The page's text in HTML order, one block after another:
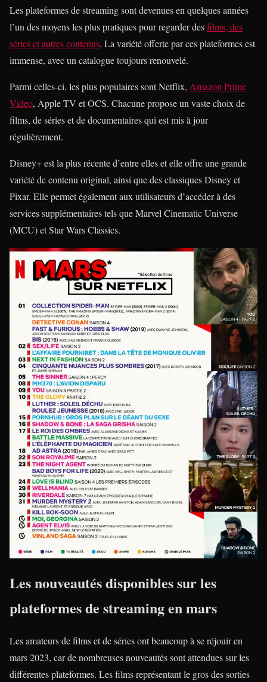
Les plateformes de streaming sont devenues en quelques années
l’un des moyens les plus pratiques pour regarder desfilms, des
séries et autres contenus. La variété offerte par ces plateformes est
immense, avec un catalogue toujours renouvelé.
Parmi celles-ci, les plus populaires sont Netflix, Amazon Prime
Video, Apple TV et OCS. Chacune propose un vaste choix de
films, de séries et de documentaires qui est mis à jour
régulièrement.
Disney+ est la plus récente d’entre elles et elle offre une grande
variété de contenu original, ainsi que des classiques Disney et
Pixar. Elle permet également aux utilisateurs d’accéder à des
services supplémentaires tels que Marvel Cinematic Universe
(MCU) et Star Wars Classics.
Les nouveautés disponibles sur les
plateformes de streaming en mars
Les amateurs de films et de séries ont beaucoup à se réjouir en
mars 2023, car de nombreuses nouveautés sont attendues sur les
différentes plateformes. Les films représentant le gros des sorties